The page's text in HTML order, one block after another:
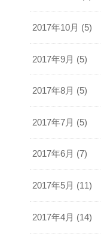
2017年10月 (5)
2017年9月 (5)
2017年8月 (5)
2017年7月 (5)
2017年6月 (7)
2017年5月 (11)
2017年4月 (14)